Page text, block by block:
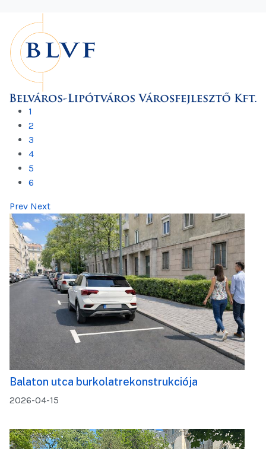
1
2
3
4
5
6
Prev Next
Balaton utca burkolatrekonstrukciója
2026-04-15